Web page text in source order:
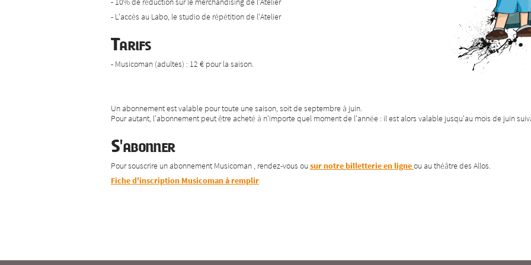
- L'accès au Labo, le studio de répétition de l'Atelier
Tarifs
- Musicoman (adultes) : 12 € pour la saison.
Un abonnement est valable pour toute une saison, soit de septembre à juin.
Pour autant, l'abonnement peut être acheté à n'importe quel moment de l'année : il est alors valable jusqu'au mois de juin
S'abonner
Pour souscrire un abonnement Musicoman , rendez-vous ousur notre billetterie en ligneou au théâtre des Allos.
Fiche d'inscription Musicoman à remplir